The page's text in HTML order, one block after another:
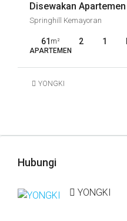
Springhill Kemayoran
61 m² 2 1
APARTEMEN
YONGKI
Hubungi
YONGKI